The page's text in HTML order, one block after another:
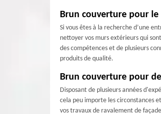
Brun couverture pour
Si vous êtes à la recherche d’une
nettoyer vos murs extérieurs qui
des compétences et de plusieurs
produits de qualité.
Brun couverture pour
Disposant de plusieurs années
cela peu importe les circonstances
vos travaux de ravalement de